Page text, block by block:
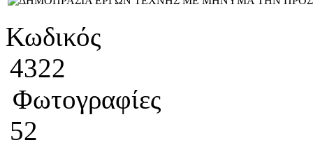
Κωδικός
4322
Φωτογραφίες
52